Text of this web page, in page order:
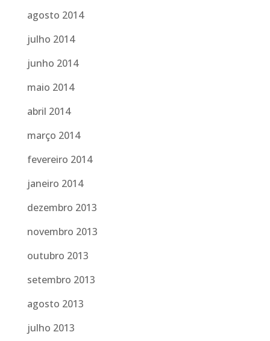
agosto 2014
julho 2014
junho 2014
maio 2014
abril 2014
março 2014
fevereiro 2014
janeiro 2014
dezembro 2013
novembro 2013
outubro 2013
setembro 2013
agosto 2013
julho 2013